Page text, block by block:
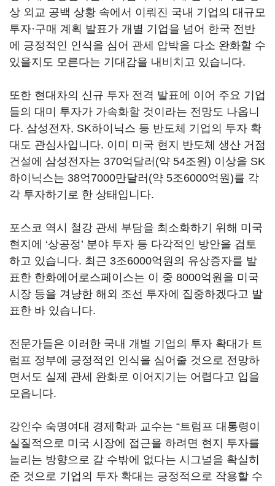
상 외교 공백 상황 속에서 이뤄진 국내 기업의 대규모
투자·구매 계획 발표가 개별 기업을 넘어 한국 전반
에 긍정적인 인식을 심어 관세 압박을 다소 완화할 수
있을지도 모른다는 기대감을 내비치고 있습니다.
또한 현대차의 신규 투자 전격 발표에 이어 주요 기업
들의 대미 투자가 가속화할 것이라는 전망도 나옵니
다. 삼성전자, SK하이닉스 등 반도체 기업의 투자 확
대도 관심사입니다. 이미 미국 현지 반도체 생산 거점
건설에 삼성전자는 370억달러 (약 54조원) 이상을 SK
하이닉스는 38억7000만달러 (약 5조6000억원)를 각
각 투자하기로 한 상태입니다.
포스코 역시 철강 관세 부담을 최소화하기 위해 미국
현지에 ‘상공정’ 분야 투자 등 다각적인 방안을 검토
하고 있습니다. 최근 3조6000억원의 유상증자를 발
표한 한화에어로스페이스는 이 중 8000억원을 미국
시장 등을 겨냥한 해외 조선 투자에 집중하겠다고 발
표한 바 있습니다.
전문가들은 이러한 국내 개별 기업의 투자 확대가 트
럼프 정부에 긍정적인 인식을 심어줄 것으로 전망하
면서도 실제 관세 완화로 이어지기는 어렵다고 입을
모읍니다.
강인수 숙명여대 경제학과 교수는 “트럼프 대통령이
실질적으로 미국 시장에 접근을 하려면 현지 투자를
늘리는 방향으로 갈 수밖에 없다는 시그널을 확실히
준 것으로 기업의 투자 확대는 긍정적으로 작용할 수